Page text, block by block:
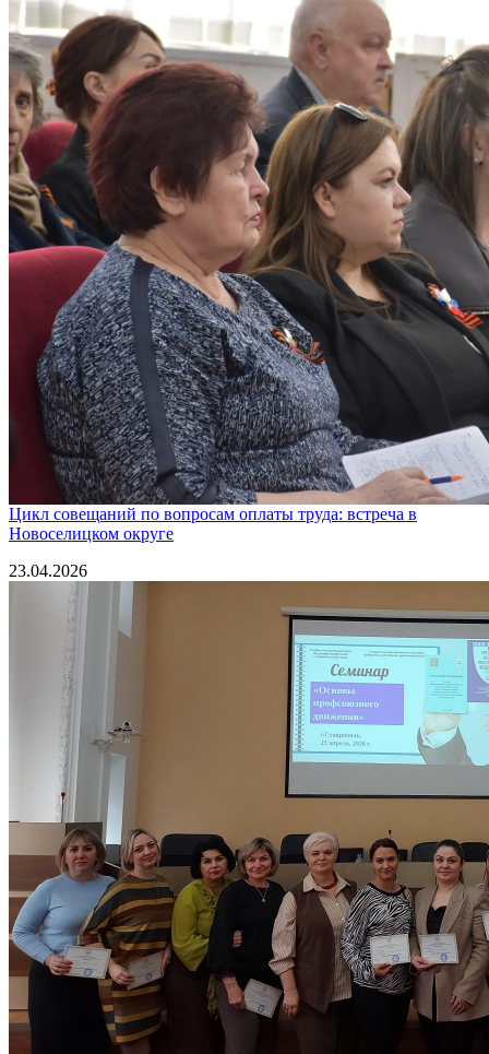
Цикл совещаний по вопросам оплаты труда: встреча в
Новоселицком округе
23.04.2026